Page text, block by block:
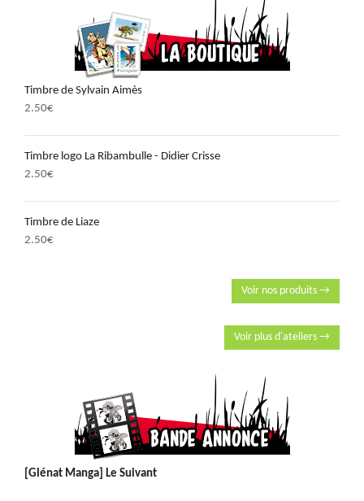
Timbre de Sylvain Aimès
2.50€
Timbre logo La Ribambulle - Didier Crisse
2.50€
Timbre de Liaze
2.50€
Voir nos produits →
Voir plus d'ateliers →
[Glénat Manga] Le Suivant